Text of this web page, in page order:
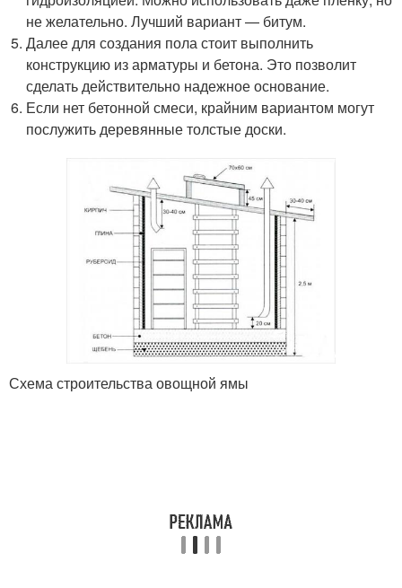
не желательно. Лучший вариант — битум.
Далее для создания пола стоит выполнить
конструкцию из арматуры и бетона. Это позволит
сделать действительно надежное основание.
Если нет бетонной смеси, крайним вариантом могут
послужить деревянные толстые доски.
Схема строительства овощной ямы